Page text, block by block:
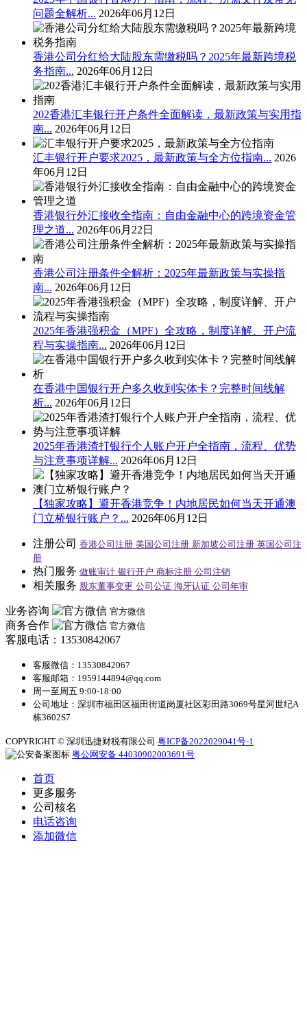
问题全解析... 2026年06月12日
香港公司分红给大陆股东需缴税吗？2025年最新跨境税
务指南... 2026年06月12日
202香港汇丰银行开户条件全面解读，最新政策与实用指
南... 2026年06月12日
汇丰银行开户要求2025，最新政策与全方位指南... 2026
年06月12日
香港银行外汇接收全指南：自由金融中心的跨境资金管
理之道... 2026年06月22日
香港公司注册条件全解析：2025年最新政策与实操指
南... 2026年06月12日
2025年香港强积金（MPF）全攻略，制度详解、开户流
程与实操指南... 2026年06月12日
在香港中国银行开户多久收到实体卡？完整时间线解
析... 2026年06月12日
2025年香港渣打银行个人账户开户全指南，流程、优势
与注意事项详解... 2026年06月12日
【独家攻略】避开香港竞争！内地居民如何当天开通澳
门立桥银行账户？... 2026年06月12日
注册公司 香港公司注册 美国公司注册 新加坡公司注册 英国公司注
册
热门服务 做账审计 银行开户 商标注册 公司注销
相关服务 股东董事变更 公司公证 海牙认证 公司年审
业务咨询 官方微信
商务合作 官方微信
客服电话：13530842067
客服微信：13530842067
客服邮箱：1959144894@qq.com
周一至周五 9:00-18:00
公司地址：深圳市福田区福田街道岗厦社区彩田路3069号星河世纪A
栋3602S7
COPYRIGHT © 深圳迅捷财税有限公司 粤ICP备2022029041号-1
粤公网安备 44030902003691号
首页
更多服务
公司核名
电话咨询
添加微信